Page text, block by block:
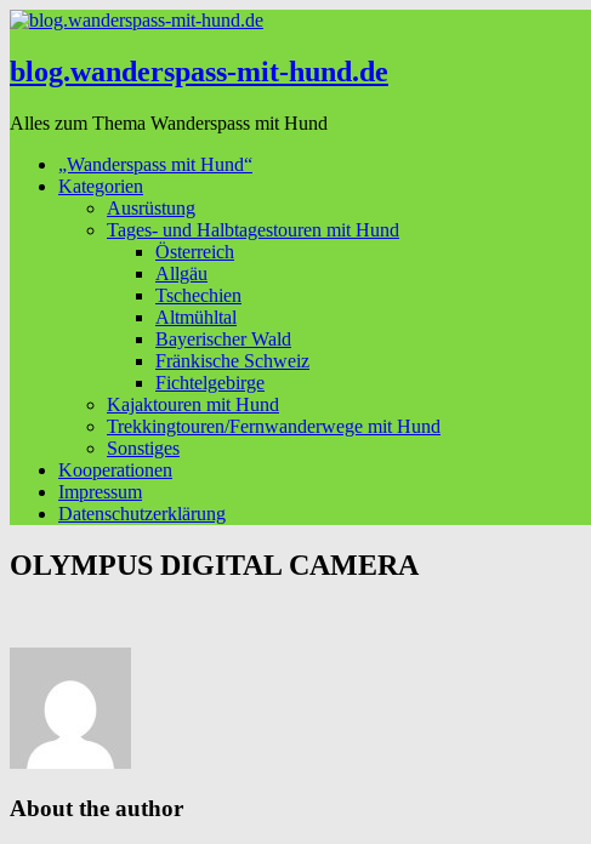
blog.wanderspass-mit-hund.de
Alles zum Thema Wanderspass mit Hund
„Wanderspass mit Hund“
Kategorien
Ausrüstung
Tages- und Halbtagestouren mit Hund
Österreich
Allgäu
Tschechien
Altmühltal
Bayerischer Wald
Fränkische Schweiz
Fichtelgebirge
Kajaktouren mit Hund
Trekkingtouren/Fernwanderwege mit Hund
Sonstiges
Kooperationen
Impressum
Datenschutzerklärung
OLYMPUS DIGITAL CAMERA
About the author